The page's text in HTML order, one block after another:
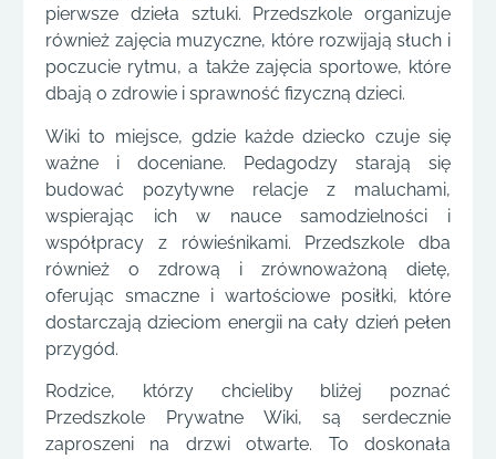
pierwsze dzieła sztuki. Przedszkole organizuje
również zajęcia muzyczne, które rozwijają słuch i
poczucie rytmu, a także zajęcia sportowe, które
dbają o zdrowie i sprawność fizyczną dzieci.
Wiki to miejsce, gdzie każde dziecko czuje się
ważne i doceniane. Pedagodzy starają się
budować pozytywne relacje z maluchami,
wspierając ich w nauce samodzielności i
współpracy z rówieśnikami. Przedszkole dba
również o zdrową i zrównoważoną dietę,
oferując smaczne i wartościowe posiłki, które
dostarczają dzieciom energii na cały dzień pełen
przygód.
Rodzice, którzy chcieliby bliżej poznać
Przedszkole Prywatne Wiki, są serdecznie
zaproszeni na drzwi otwarte. To doskonała